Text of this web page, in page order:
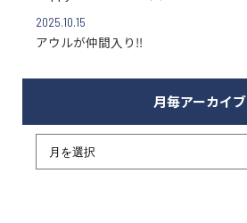
2025.10.15
アウルが仲間入り‼
月毎アーカイブ